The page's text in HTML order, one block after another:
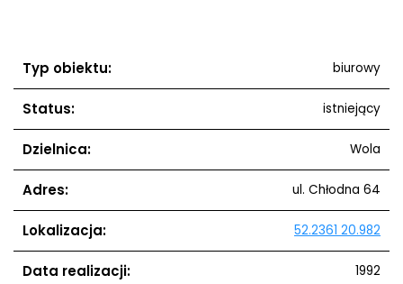
Typ obiektu: biurowy
Status: istniejący
Dzielnica: Wola
Adres: ul. Chłodna 64
Lokalizacja: 52.2361 20.982
Data realizacji: 1992